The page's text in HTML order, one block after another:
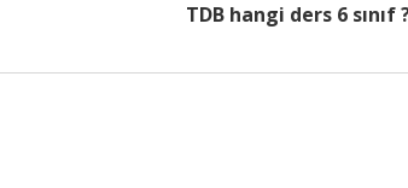
TDB hangi ders 6 sınıf